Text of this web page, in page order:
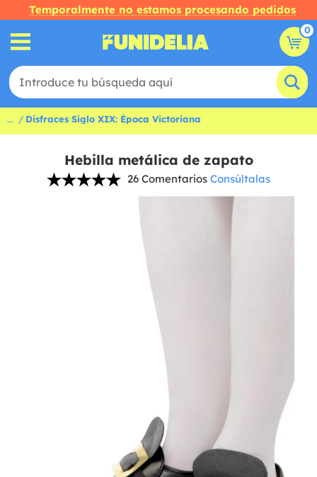
Temporalmente no estamos procesando pedidos
0
... Disfraces Siglo XIX: Época Victoriana
Hebilla metálica de zapato
26 Comentarios Consúltalas